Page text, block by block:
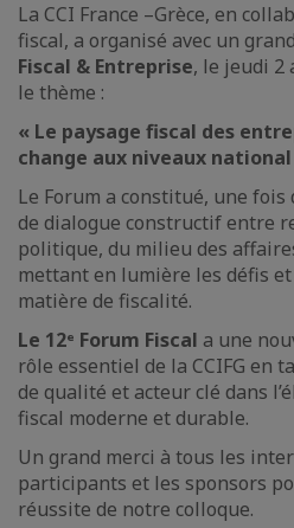
La CCI France –Grèce, en
fiscal, a organisé avec un
Fiscal & Entreprise, le jeudi 2
le thème :
« Le paysage fiscal des
change aux niveaux
Le Forum a constitué, une
de dialogue constructif entre
politique, du milieu des
mettant en lumière les défis
matière de fiscalité.
Le 12ᵉ Forum Fiscal a une
rôle essentiel de la CCIFG en
de qualité et acteur clé dans
fiscal moderne et durable.
Un grand merci à tous les
participants et les sponsors
réussite de notre colloque.